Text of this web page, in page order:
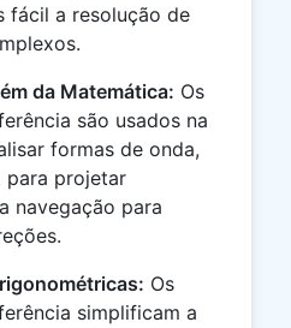
fácil a resolução de
da Matemática: Os
são usados na
formas de onda,
para projetar
navegação para
Os
simplificam a